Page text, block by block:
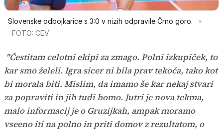
Slovenske odbojkarice s 3:0 v nizih odpravile Črno goro.
FOTO: CEV
"Čestitam celotni ekipi za zmago. Polni izkupiček, to
kar smo želeli. Igra sicer ni bila prav tekoča, tako kot
bi morala biti. Mislim, da imamo še kar nekaj stvari
za popraviti in jih tudi bomo. Jutri je nova tekma,
malo informacij je o Gruzijkah, ampak moramo
vseeno iti na polno in priti domov z rezultatom, o